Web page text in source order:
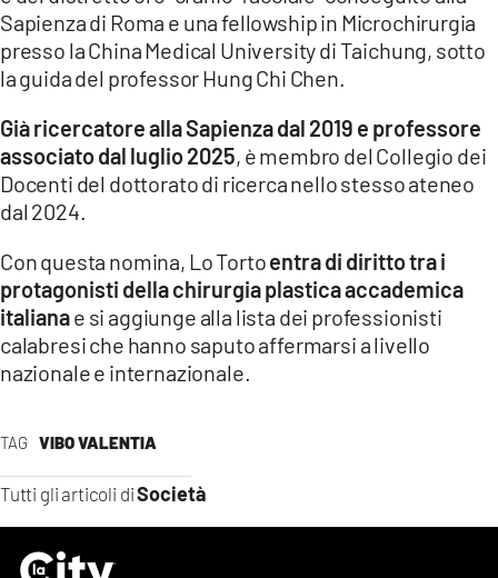
LACAPITALENEWS.IT
ANDROID
APPLE
TAG VIBO VALENTIA
Tutti gli articoli diSocietà
Sapienza di Roma e una fellowship in Microchirurgia
presso la China Medical University di Taichung, sotto
la guida del professor Hung Chi Chen.
Già ricercatore alla Sapienza dal 2019 e professore
associato dal luglio 2025, è membro del Collegio dei
Docenti del dottorato di ricerca nello stesso ateneo
dal 2024.
Con questa nomina, Lo Tortoentra di diritto tra i
protagonisti della chirurgia plastica accademica
italianae si aggiunge alla lista dei professionisti
calabresi che hanno saputo affermarsi a livello
nazionale e internazionale.